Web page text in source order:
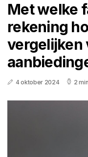
Met welke
rekening
vergelijken
4 oktober 2024 2